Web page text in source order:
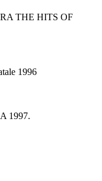
THE HITS OF
1996
1997.